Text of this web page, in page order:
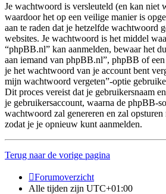
Je wachtwoord is versleuteld (en kan niet
waardoor het op een veilige manier is
aan te raden dat je hetzelfde wachtwoord
websites. Je wachtwoord is het middel
“phpBB.nl” kan aanmelden, bewaar het
aan iemand van phpBB.nl”, phpBB of
je het wachtwoord van je account bent
mijn wachtwoord vergeten”-optie
Dit proces vereist dat je gebruikersnaam
je gebruikersaccount, waarna de phpBB-
wachtwoord zal genereren en zal opsturen
zodat je je opnieuw kunt aanmelden.
Terug naar de vorige pagina
Forumoverzicht
Alle tijden zijn UTC+01:00